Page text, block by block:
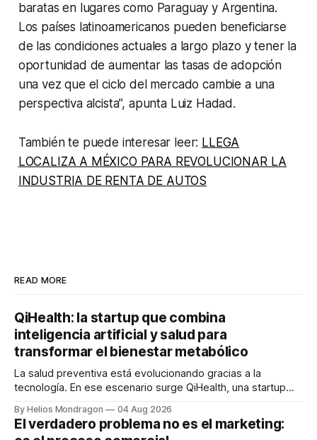
baratas en lugares como Paraguay y Argentina.
Los países latinoamericanos pueden beneficiarse
de las condiciones actuales a largo plazo y tener la
oportunidad de aumentar las tasas de adopción
una vez que el ciclo del mercado cambie a una
perspectiva alcista”, apunta Luiz Hadad.
También te puede interesar leer: LLEGA
LOCALIZA A MÉXICO PARA REVOLUCIONAR LA
INDUSTRIA DE RENTA DE AUTOS
READ MORE
QiHealth: la startup que combina
inteligencia artificial y salud para
transformar el bienestar metabólico
La salud preventiva está evolucionando gracias a la
tecnología. En ese escenario surge QiHealth, una startup
dispositivos inteligentes, inteligencia artificial y monitoreo
en tiempo real para ayudar a las personas a tomar mejores
By Helios Mondragon 04 Aug 2026
El verdadero problema no es el marketing: